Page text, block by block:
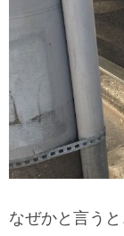
なぜかと言う